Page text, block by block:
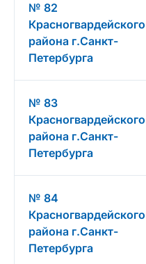
№ 82
Красногвардейского
района г.Санкт-
Петербурга
№ 83
Красногвардейского
района г.Санкт-
Петербурга
№ 84
Красногвардейского
района г.Санкт-
Петербурга